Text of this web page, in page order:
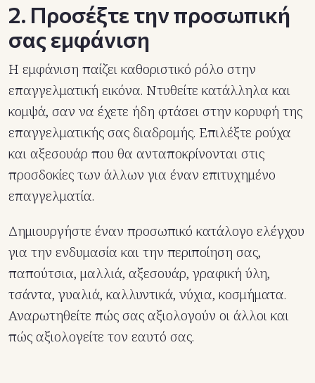
2. Προσέξτε την προσωπική
σας εμφάνιση
Η εμφάνιση παίζει καθοριστικό ρόλο στην
επαγγελματική εικόνα. Ντυθείτε κατάλληλα και
κομψά, σαν να έχετε ήδη φτάσει στην κορυφή της
επαγγελματικής σας διαδρομής. Επιλέξτε ρούχα
και αξεσουάρ που θα ανταποκρίνονται στις
προσδοκίες των άλλων για έναν επιτυχημένο
επαγγελματία.
Δημιουργήστε έναν προσωπικό κατάλογο ελέγχου
για την ενδυμασία και την περιποίηση σας,
παπούτσια, μαλλιά, αξεσουάρ, γραφική ύλη,
τσάντα, γυαλιά, καλλυντικά, νύχια, κοσμήματα.
Αναρωτηθείτε πώς σας αξιολογούν οι άλλοι και
πώς αξιολογείτε τον εαυτό σας.